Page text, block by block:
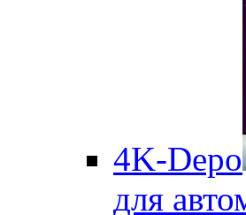
4K-Depo
для